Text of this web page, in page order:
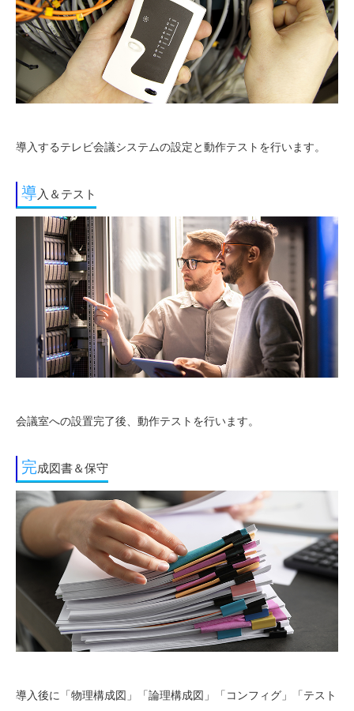
導入するテレビ会議システムの設定と動作テストを行います。
導入＆テスト
会議室への設置完了後、動作テストを行います。
完成図書＆保守
導入後に「物理構成図」「論理構成図」「コンフィグ」「テスト